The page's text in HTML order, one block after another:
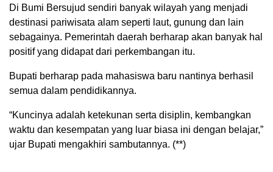
Di Bumi Bersujud sendiri banyak wilayah yang menjadi
destinasi pariwisata alam seperti laut, gunung dan lain
sebagainya. Pemerintah daerah berharap akan banyak hal
positif yang didapat dari perkembangan itu.
Bupati berharap pada mahasiswa baru nantinya berhasil
semua dalam pendidikannya.
“Kuncinya adalah ketekunan serta disiplin, kembangkan
waktu dan kesempatan yang luar biasa ini dengan belajar,”
ujar Bupati mengakhiri sambutannya. (**)